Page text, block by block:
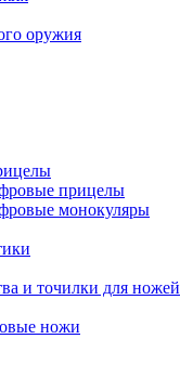
оружия
прицелы
монокуляры
и точилки для ножей
ножи